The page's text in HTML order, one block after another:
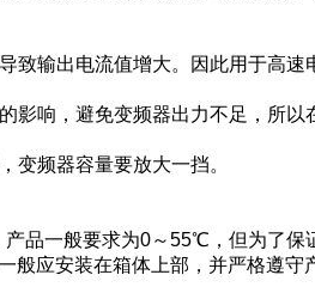
致输出电流值增大。因此用于高速
响，避免变频器出力不足，所以
变频器容量要放大一挡。
品一般要求为0～55℃，但为了保
应安装在箱体上部，并严格遵守